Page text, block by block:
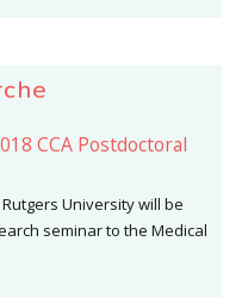
CCA Postdoctoral
University will be
seminar to the Medical